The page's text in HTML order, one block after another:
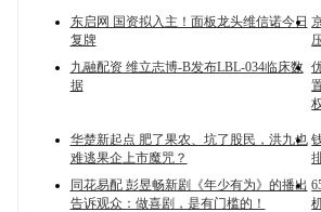
东启网 国资拟入主！面板龙头维信诺今日
复牌
九融配资 维立志博-B发布LBL-034临床数
据
华楚新起点 肥了果农、坑了股民，洪九也
难逃果企上市魔咒？
同花易配 彭昱畅新剧《年少有为》的播出
告诉观众：做喜剧，是有门槛的！